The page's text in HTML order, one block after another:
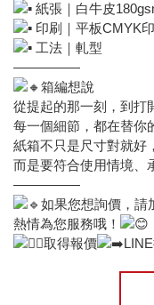
紙張｜白牛皮
印刷｜平板CMYK
工法｜軋型
—————
箱編想說
從提起的那一刻，到打
每一個細節，都在替你
紙箱不只是尺寸對就好，
而是要符合使用情境、
—————
如果您想詢價，請
熱情為您服務哦！
取得報價